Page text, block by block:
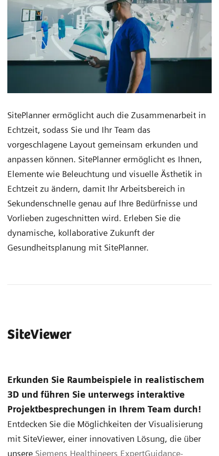
SitePlanner ermöglicht auch die Zusammenarbeit in
Echtzeit, sodass Sie und Ihr Team das
vorgeschlagene Layout gemeinsam erkunden und
anpassen können. SitePlanner ermöglicht es Ihnen,
Elemente wie Beleuchtung und visuelle Ästhetik in
Echtzeit zu ändern, damit Ihr Arbeitsbereich in
Sekundenschnelle genau auf Ihre Bedürfnisse und
Vorlieben zugeschnitten wird. Erleben Sie die
dynamische, kollaborative Zukunft der
Gesundheitsplanung mit SitePlanner.
SiteViewer
Erkunden Sie Raumbeispiele in realistischem
3D und führen Sie unterwegs interaktive
Projektbesprechungen in Ihrem Team durch!
Entdecken Sie die Möglichkeiten der Visualisierung
mit SiteViewer, einer innovativen Lösung, die über
unsere Siemens Healthineers ExpertGuidance-